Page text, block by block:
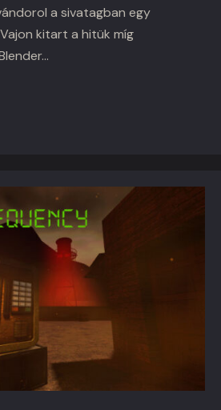
a sivatagban egy
kitart a hitük míg